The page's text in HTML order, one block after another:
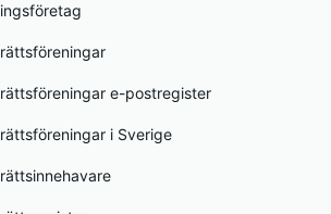
e-postregister
i Sverige